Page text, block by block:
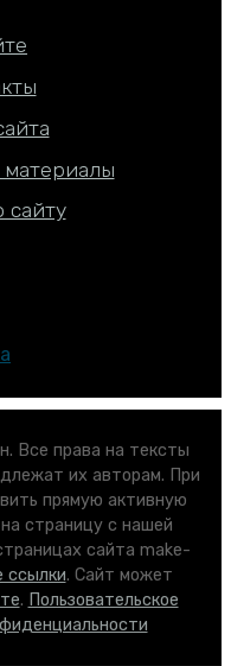
сайту
Все права на тексты
их авторам. При
прямую активную
страницу с нашей
сайта make-
ссылки. Сайт может
. Пользовательское